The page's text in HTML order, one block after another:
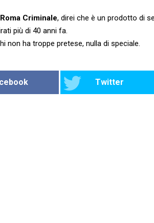
Roma Criminale, direi che è un prodotto di
più di 40 anni fa.
non ha troppe pretese, nulla di speciale.
Twitter